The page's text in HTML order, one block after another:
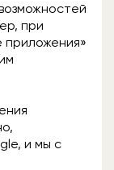
при
приложения»
и мы с